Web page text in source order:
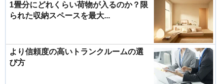
1畳分にどれくらい荷物が入るのか？限
られた収納スペースを最大...
より信頼度の高いトランクルームの選
び方